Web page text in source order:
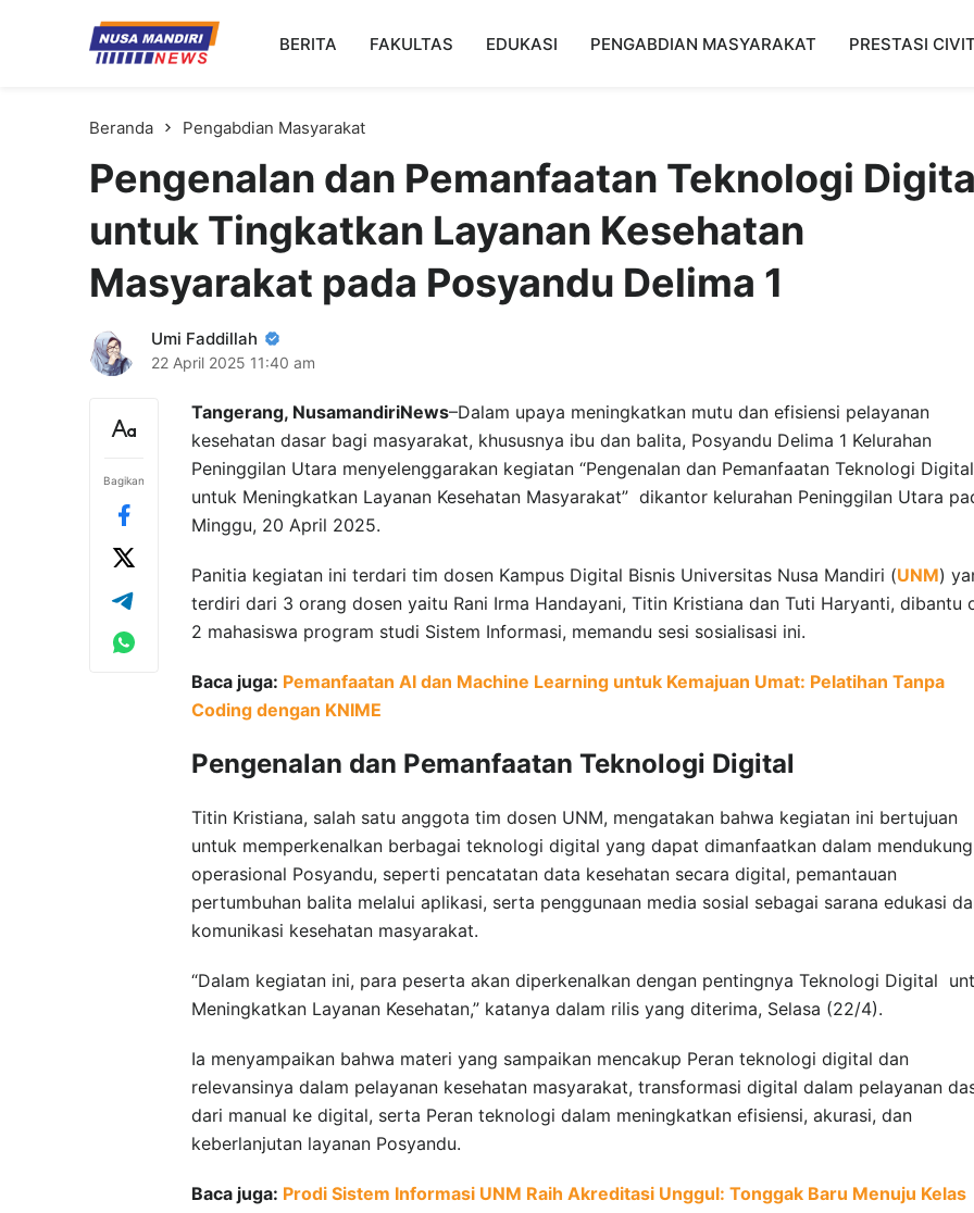
Kampus Digital Bisnis
Universitas Nusa Mandiri
BERITA FAKULTAS EDUKASI PENGABDIAN MASYARAKAT PRESTASI
Beranda Pengabdian Masyarakat
Pengenalan dan Pemanfaatan Teknologi
untuk Tingkatkan Layanan Kesehatan
Masyarakat pada Posyandu Delima 1
Umi Faddillah
22 April 2025 11:40 am
Bagikan
Tangerang, NusamandiriNews–Dalam upaya meningkatkan mutu dan efisiensi pelayanan
kesehatan dasar bagi masyarakat, khususnya ibu dan balita, Posyandu Delima 1 Kelurahan
Peninggilan Utara menyelenggarakan kegiatan “Pengenalan dan Pemanfaatan Teknologi Digital
untuk Meningkatkan Layanan Kesehatan Masyarakat” dikantor kelurahan Peninggilan Utara
Minggu, 20 April 2025.
Panitia kegiatan ini terdari tim dosen Kampus Digital Bisnis Universitas Nusa Mandiri (UNM)
terdiri dari 3 orang dosen yaitu Rani Irma Handayani, Titin Kristiana dan Tuti Haryanti, dibantu
2 mahasiswa program studi Sistem Informasi, memandu sesi sosialisasi ini.
Baca juga: Pemanfaatan AI dan Machine Learning untuk Kemajuan Umat: Pelatihan Tanpa
Coding dengan KNIME
Pengenalan dan Pemanfaatan Teknologi Digital
Titin Kristiana, salah satu anggota tim dosen UNM, mengatakan bahwa kegiatan ini bertujuan
untuk memperkenalkan berbagai teknologi digital yang dapat dimanfaatkan dalam mendukung
operasional Posyandu, seperti pencatatan data kesehatan secara digital, pemantauan
pertumbuhan balita melalui aplikasi, serta penggunaan media sosial sebagai sarana edukasi
komunikasi kesehatan masyarakat.
“Dalam kegiatan ini, para peserta akan diperkenalkan dengan pentingnya Teknologi Digital
Meningkatkan Layanan Kesehatan,” katanya dalam rilis yang diterima, Selasa (22/4).
Ia menyampaikan bahwa materi yang sampaikan mencakup Peran teknologi digital dan
relevansinya dalam pelayanan kesehatan masyarakat, transformasi digital dalam pelayanan
dari manual ke digital, serta Peran teknologi dalam meningkatkan efisiensi, akurasi, dan
keberlanjutan layanan Posyandu.
Baca juga: Prodi Sistem Informasi UNM Raih Akreditasi Unggul: Tonggak Baru Menuju Kelas